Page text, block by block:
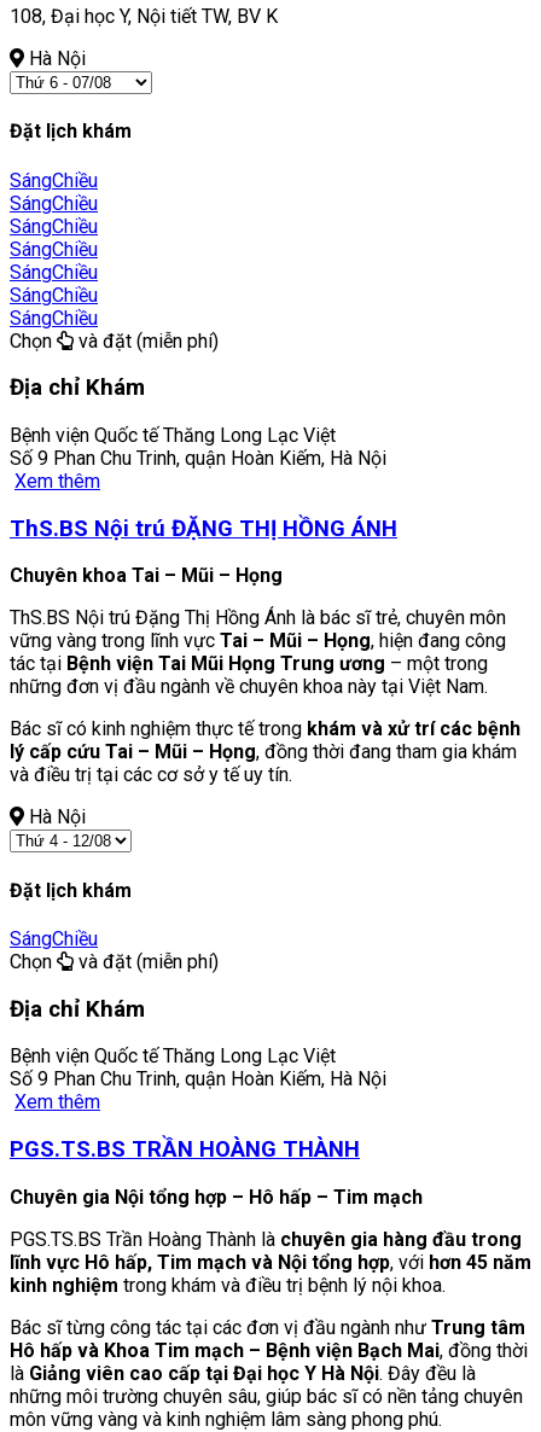
108, Đại học Y, Nội tiết TW, BV K
Hà Nội
Đặt lịch khám
SángChiều
SángChiều
SángChiều
SángChiều
SángChiều
SángChiều
SángChiều
Chọn
và đặt (miễn phí)
Địa chỉ Khám
Bệnh viện Quốc tế Thăng Long Lạc Việt
Số 9 Phan Chu Trinh, quận Hoàn Kiếm, Hà Nội
Xem thêm
ThS.BS Nội trú ĐẶNG THỊ HỒNG ÁNH
Chuyên khoa Tai – Mũi – Họng
ThS.BS Nội trú Đặng Thị Hồng Ánh là bác sĩ trẻ, chuyên môn
vững vàng trong lĩnh vực Tai – Mũi – Họng, hiện đang công
tác tại Bệnh viện Tai Mũi Họng Trung ương – một trong
những đơn vị đầu ngành về chuyên khoa này tại Việt Nam.
Bác sĩ có kinh nghiệm thực tế trong khám và xử trí các bệnh
lý cấp cứu Tai – Mũi – Họng, đồng thời đang tham gia khám
và điều trị tại các cơ sở y tế uy tín.
Hà Nội
Đặt lịch khám
SángChiều
Chọn
và đặt (miễn phí)
Địa chỉ Khám
Bệnh viện Quốc tế Thăng Long Lạc Việt
Số 9 Phan Chu Trinh, quận Hoàn Kiếm, Hà Nội
Xem thêm
PGS.TS.BS TRẦN HOÀNG THÀNH
Chuyên gia Nội tổng hợp – Hô hấp – Tim mạch
PGS.TS.BS Trần Hoàng Thành là chuyên gia hàng đầu trong
lĩnh vực Hô hấp, Tim mạch và Nội tổng hợp, với hơn 45 năm
kinh nghiệm trong khám và điều trị bệnh lý nội khoa.
Bác sĩ từng công tác tại các đơn vị đầu ngành như Trung tâm
Hô hấp và Khoa Tim mạch – Bệnh viện Bạch Mai, đồng thời
là Giảng viên cao cấp tại Đại học Y Hà Nội. Đây đều là
những môi trường chuyên sâu, giúp bác sĩ có nền tảng chuyên
môn vững vàng và kinh nghiệm lâm sàng phong phú.